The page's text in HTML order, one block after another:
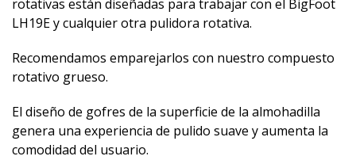
rotativas están diseñadas para trabajar con el BigFoot
LH19E y cualquier otra pulidora rotativa.
Recomendamos emparejarlos con nuestro compuesto
rotativo grueso.
El diseño de gofres de la superficie de la almohadilla
genera una experiencia de pulido suave y aumenta la
comodidad del usuario.